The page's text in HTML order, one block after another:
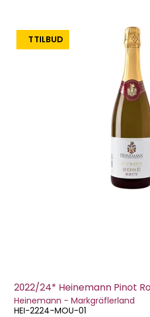
TILBUD
2022/24* Heinemann Pinot
Heinemann - Markgräflerland
HEI-2224-MOU-01